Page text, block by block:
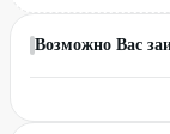
Возможно Вас